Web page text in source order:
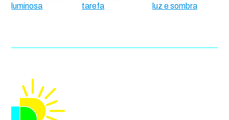
luminosa
tarefa
luz e sombra